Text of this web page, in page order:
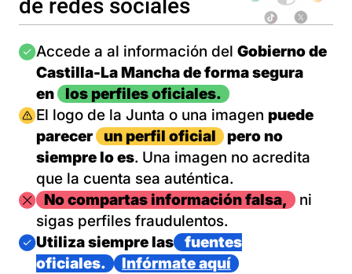
de redes sociales
Imagen
Accede a al información del Gobierno de
Castilla-La Mancha de forma segura
en
los perfiles oficiales.
Imagen
El logo de la Junta o una imagen puede
parecer
un perfil oficial
pero no
siempre lo es. Una imagen no acredita
que la cuenta sea auténtica.
ImagenNo compartas información falsa,
ni
sigas perfiles fraudulentos.
Imagen
Utiliza siempre las
fuentes
oficiales.
Infórmate aquí